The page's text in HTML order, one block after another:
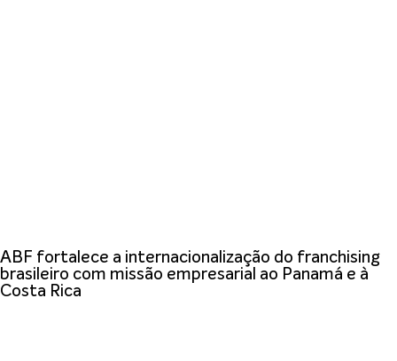
ABF fortalece a internacionalização do franchising
brasileiro com missão empresarial ao Panamá e à
Costa Rica